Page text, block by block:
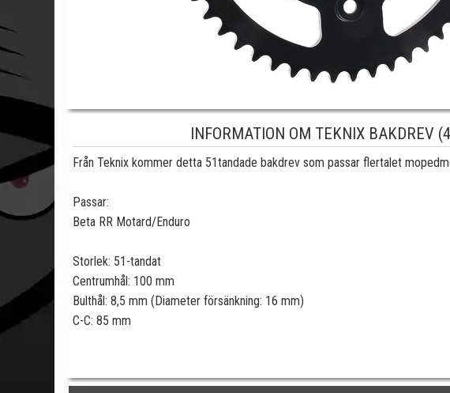
INFORMATION OM TEKNIX BAKDREV
Från Teknix kommer detta 51tandade bakdrev som passar flertalet
Passar:
Beta RR Motard/Enduro
Storlek: 51-tandat
Centrumhål: 100 mm
Bulthål: 8,5 mm (Diameter försänkning: 16 mm)
C-C: 85 mm